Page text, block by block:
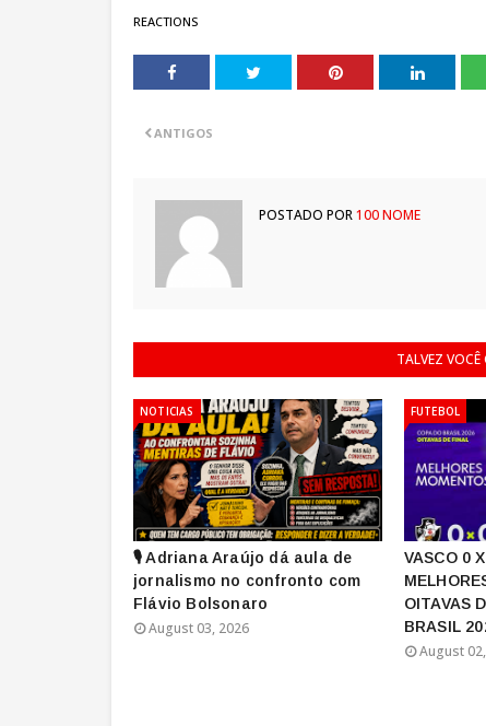
REACTIONS
ANTIGOS
POSTADO POR100 NOME
TALVEZ
NOTICIAS
🎙️ Adriana Araújo dá aula de
jornalismo no confronto com
Flávio Bolsonaro
August 03, 2026
FUTEBOL
VASCO 0
OITAVAS
BRASIL
August